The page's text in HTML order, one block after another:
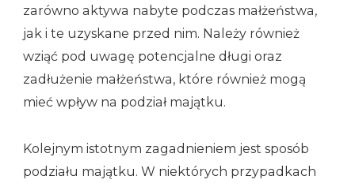
zarówno aktywa nabyte podczas małżeństwa,
jak i te uzyskane przed nim. Należy również
wziąć pod uwagę potencjalne długi oraz
zadłużenie małżeństwa, które również mogą
mieć wpływ na podział majątku.
Kolejnym istotnym zagadnieniem jest sposób
podziału majątku. W niektórych przypadkach